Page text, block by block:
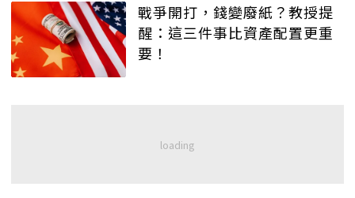
戰爭開打，錢變廢紙？教授提
醒：這三件事比資產配置更重
要！